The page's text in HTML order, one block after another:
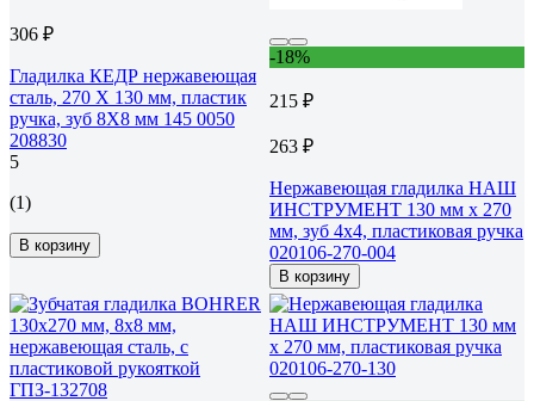
306 ₽
Гладилка КЕДР нержавеющая
сталь, 270 Х 130 мм, пластик
ручка, зуб 8Х8 мм 145 0050
208830
5
(1)
В корзину
-18%
215 ₽
263 ₽
Нержавеющая гладилка НАШ
ИНСТРУМЕНТ 130 мм х 270
мм, зуб 4х4, пластиковая ручка
020106-270-004
В корзину